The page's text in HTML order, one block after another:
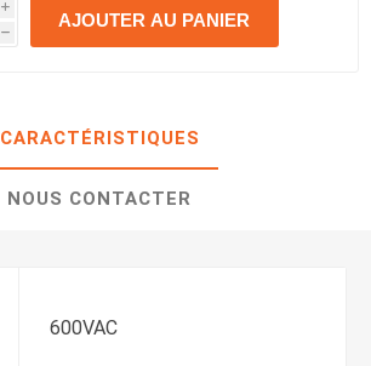
i
h
h
AJOUTER AU PANIER
CARACTÉRISTIQUES
NOUS CONTACTER
600VAC